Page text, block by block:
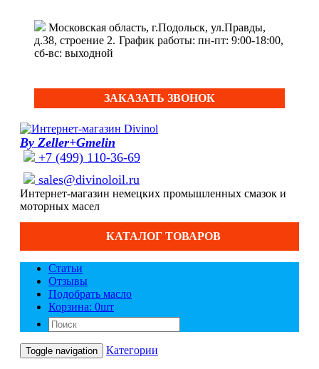
Московская область, г.Подольск, ул.Правды,
д.38, строение 2. График работы: пн-пт: 9:00-18:00,
сб-вс: выходной
ЗАКАЗАТЬ ЗВОНОК
By Zeller+Gmelin
+7 (499) 110-36-69
sales@divinoloil.ru
Интернет-магазин немецких промышленных смазок и
моторных масел
КАТАЛОГ ТОВАРОВ
Статьи
Отзывы
Подобрать масло
Корзина: 0шт
Toggle navigation Категории